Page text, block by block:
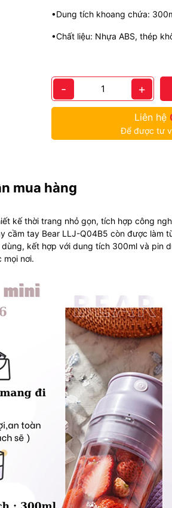
•Dung tích khoang chứa:
•Chất liệu: Nhựa ABS, thép
- +
Liên hệ
Để được tư
mua hàng
kế thời trang nhỏ gọn, tích hợp công
tay Bear LLJ-Q04B5 còn được làm
kết hợp với dung tích 300ml và pin
mọi nơi.